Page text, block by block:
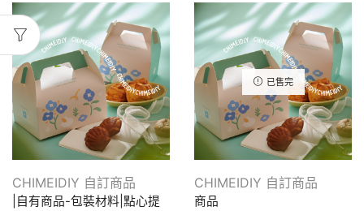
CHIMEIDIY 自訂商品
|自有商品-包裝材料|點心提
已售完
CHIMEIDIY 自訂商品
商品